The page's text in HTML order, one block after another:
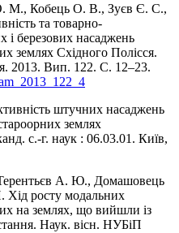
М., Кобець О. В., Зуєв Є. С.,
та товарно-
і березових насаджень
землях Східного Полісся.
2013. Вип. 122. С. 12–23.
штучних насаджень
землях
с.-г. наук : 06.03.01. Київ,
А. Ю., Домашовець
росту модальних
на землях, що вийшли із
Наук. вісн. НУБіП